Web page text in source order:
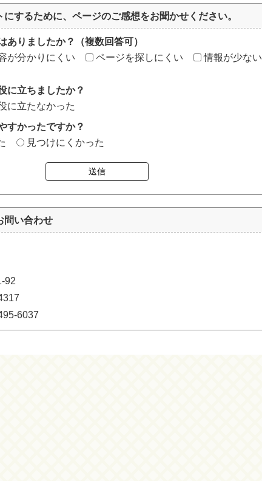
するために、ページのご感想をお聞かせください。
ありましたか？（複数回答可）
が分かりにくい ページを探しにくい
情報が少ない
に立ちましたか？
に立たなかった
すかったですか？
見つけにくかった
送信
問い合わせ
92
6037